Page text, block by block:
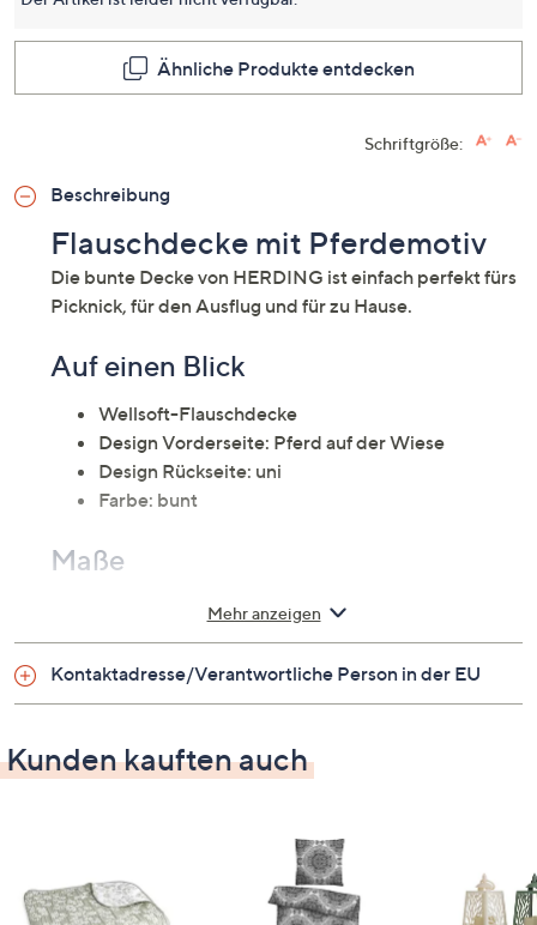
Link
Seite.
Ähnliche Produkte entdecken
Schriftgröße:
Beschreibung
Flauschdecke mit Pferdemotiv
Die bunte Decke von HERDING ist einfach perfekt fürs
Picknick, für den Ausflug und für zu Hause.
Auf einen Blick
Wellsoft-Flauschdecke
Design Vorderseite: Pferd auf der Wiese
Design Rückseite: uni
Farbe: bunt
Maße
ca. 150 x 200 cm
Material
Passende Produkte
800797 Young Collection Bade-Strandtuch
814235 HERDING Dekokissen Young Collektion
814545 Dekokissen
Mehr anzeigen
Kontaktadresse/Verantwortliche Person in der EU
Kunden kauften auch